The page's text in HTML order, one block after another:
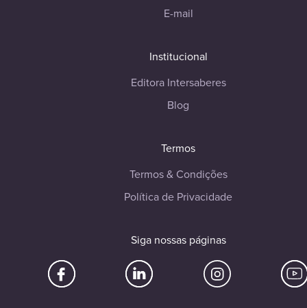
E-mail
Institucional
Editora Intersaberes
Blog
Termos
Termos & Condições
Política de Privacidade
Siga nossas páginas